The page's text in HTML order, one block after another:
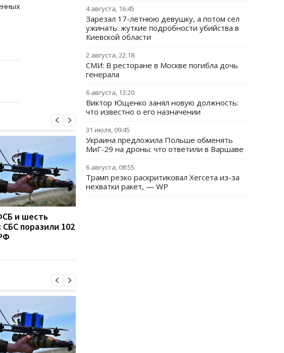
и шесть
СБС поразили 102
4 августа, 16:45
Зарезал 17-летнюю девушку, а потом сел
ужинать: жуткие подробности убийства в
Киевской области
2 августа, 22:18
СМИ: В ресторане в Москве погибла дочь
генерала
6 августа, 13:20
Виктор Ющенко занял новую должность:
что известно о его назначении
31 июля, 09:45
Украина предложила Польше обменять
МиГ-29 на дроны: что ответили в Варшаве
6 августа, 08:55
Трамп резко раскритиковал Хегсета из-за
нехватки ракет, — WP